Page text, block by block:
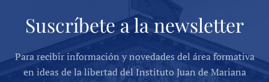
Suscríbete a la newsletter
Para recibir información y novedades del área formativa
en ideas de la libertad del Instituto Juan de Mariana